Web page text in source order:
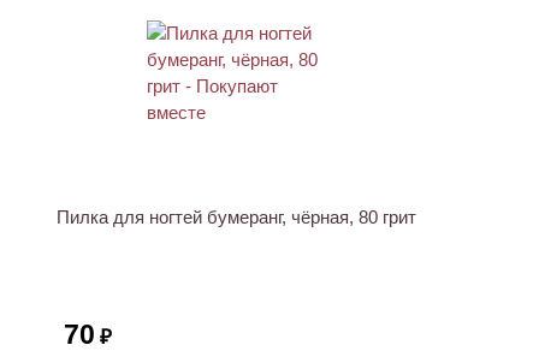
Пилка для ногтей бумеранг, чёрная, 80 грит
70 ₽